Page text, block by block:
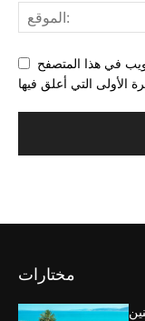
في هذا المتصفح
مختارات